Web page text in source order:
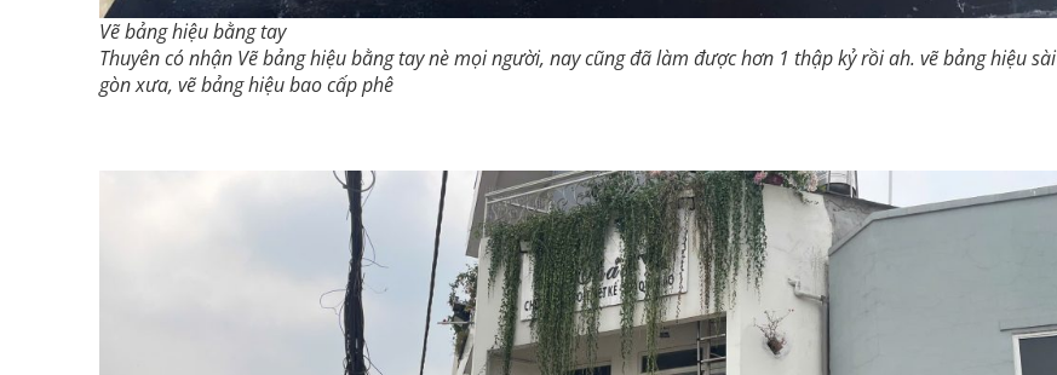
Vẽ bảng hiệu bằng tay
Thuyên có nhận Vẽ bảng hiệu bằng tay nè mọi người, nay cũng đã làm được hơn 1 thập kỷ rồi ah. vẽ bảng hiệu sài
gòn xưa, vẽ bảng hiệu bao cấp phê